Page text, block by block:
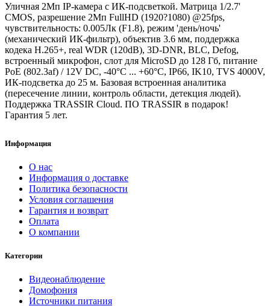
Уличная 2Мп IP-камера с ИК-подсветкой. Матрица 1/2.7'
CMOS, разрешение 2Мп FullHD (1920?1080) @25fps,
чувствительность: 0.005Лк (F1.8), режим 'день/ночь'
(механический ИК-фильтр), объектив 3.6 мм, поддержка
кодека H.265+, real WDR (120dB), 3D-DNR, BLC, Defog,
встроенный микрофон, слот для MicroSD до 128 Гб, питание
PoE (802.3af) / 12V DC, -40°C ... +60°C, IP66, IK10, TVS 4000V,
ИК-подсветка до 25 м. Базовая встроенная аналитика
(пересечение линии, контроль области, детекция людей).
Поддержка TRASSIR Cloud. ПО TRASSIR в подарок!
Гарантия 5 лет.
Информация
О нас
Информация о доставке
Политика безопасности
Условия соглашения
Гарантия и возврат
Оплата
О компании
Категории
Видеонаблюдение
Домофония
Источники питания